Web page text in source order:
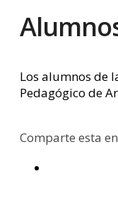
Los alumnos de
Pedagógico de
Comparte esta